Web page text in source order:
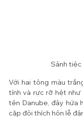
Sảnh tiệc
Với hai tông màu
tính và rực rỡ hệt như
tên Danube, đây hứa
cặp đôi thích hôn lễ